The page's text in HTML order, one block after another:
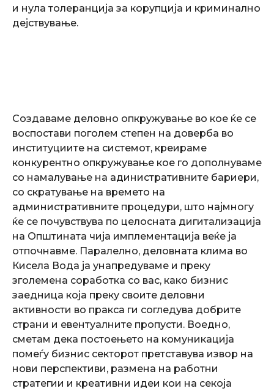
и нула толеранција за корупција и криминално
дејствување.
Создаваме деловно опкружување во кое ќе се
воспостави поголем степен на доверба во
институциите на системот, креираме
конкурентно опкружување кое го дополнуваме
со намалување на адинистративните бариери,
со скратување на времето на
административните процедури, што најмногу
ќе се почувствува по целосната дигитализација
на Општината чија имплементација веќе ја
отпочнавме. Паралелно, деловната клима во
Кисела Вода ја унапредуваме и преку
зголемена соработка со вас, како бизнис
заедница која преку своите деловни
активности во пракса ги согледува добрите
страни и евентуалните пропусти. Воедно,
сметам дека постоењето на комуникација
помеѓу бизнис секторот претставува извор на
нови перспективи, размена на работни
стратегии и креативни идеи кои на секоја